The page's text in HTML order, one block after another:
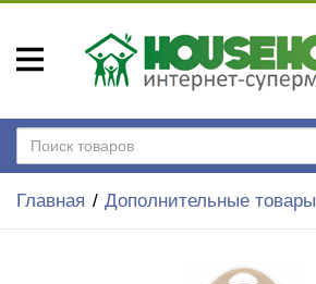
Главная Дополнительные товары